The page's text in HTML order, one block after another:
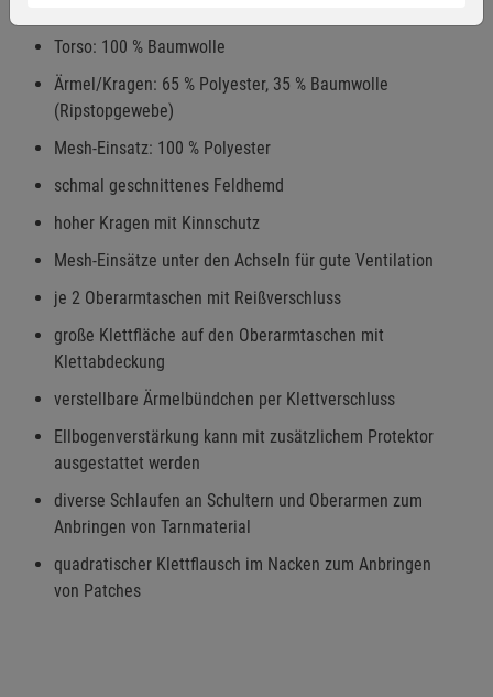
Torso: 100 % Baumwolle
Ärmel/Kragen: 65 % Polyester, 35 % Baumwolle
(Ripstopgewebe)
Mesh-Einsatz: 100 % Polyester
schmal geschnittenes Feldhemd
hoher Kragen mit Kinnschutz
Mesh-Einsätze unter den Achseln für gute Ventilation
je 2 Oberarmtaschen mit Reißverschluss
große Klettfläche auf den Oberarmtaschen mit
Klettabdeckung
verstellbare Ärmelbündchen per Klettverschluss
Ellbogenverstärkung kann mit zusätzlichem Protektor
ausgestattet werden
diverse Schlaufen an Schultern und Oberarmen zum
Anbringen von Tarnmaterial
quadratischer Klettflausch im Nacken zum Anbringen
von Patches
Einstellungen speichern für die GruppeEinstellungen speichern für die Gruppe
Beschreibung Notwendige Cookies
Cookie-Informationen anzeigen
Statistik Cookies (1) Statistik Cookies
Beschreibung Statistik Cookies
Beschreibung Marketing Cookies